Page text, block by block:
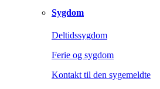
Sygdom
Deltidssygdom
Ferie og sygdom
Kontakt til den sygemeldte